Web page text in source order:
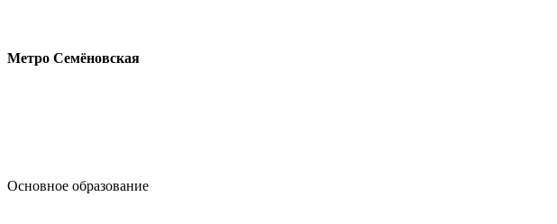
Метро Семёновская
Основное образование